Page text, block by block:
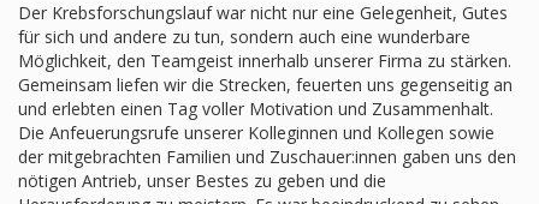
Der Krebsforschungslauf war nicht nur eine Gelegenheit, Gutes
für sich und andere zu tun, sondern auch eine wunderbare
Möglichkeit, den Teamgeist innerhalb unserer Firma zu stärken.
Gemeinsam liefen wir die Strecken, feuerten uns gegenseitig an
und erlebten einen Tag voller Motivation und Zusammenhalt.
Die Anfeuerungsrufe unserer Kolleginnen und Kollegen sowie
der mitgebrachten Familien und Zuschauer:innen gaben uns den
nötigen Antrieb, unser Bestes zu geben und die